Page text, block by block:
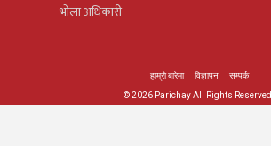
भोला अधिकारी
हाम्रो बारेमा विज्ञापन
सम्पर्क
© 2026 Parichay All Rights Reserved.